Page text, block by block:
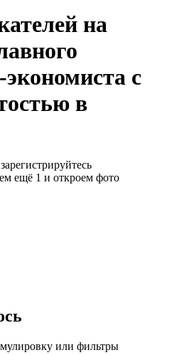
на
с
в
ещё 1 и откроем фото
или фильтры